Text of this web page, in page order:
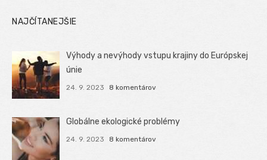
NAJČÍTANEJŠIE
Výhody a nevýhody vstupu krajiny do Európskej
únie
24. 9. 2023 8 komentárov
Globálne ekologické problémy
24. 9. 2023 8 komentárov